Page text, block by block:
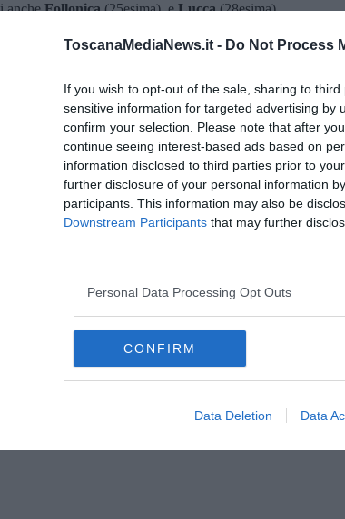
ToscanaMediaNews.it - Do Not Process
If you wish to opt-out of the sale, sharing to
sensitive information for targeted advertising by
confirm your selection. Please note that after
continue seeing interest-based ads based on
information disclosed to third parties prior to
further disclosure of your personal information
participants. This information may also be
Downstream Participants that may further
Personal Data Processing Opt Outs
CONFIRM
Data Deletion Data
ancheFollonica(25esima), eLucca(28esima).
principali della Toscana iscriviti allaNewsletter
alle 20:00 direttamente nella tua casella di posta.
anche:
tra le più gettonate per Pasqua
tra le preferite a San Valentino
Pasqua, in calo italiani e stranieri
parigi barcellona toscana follonica